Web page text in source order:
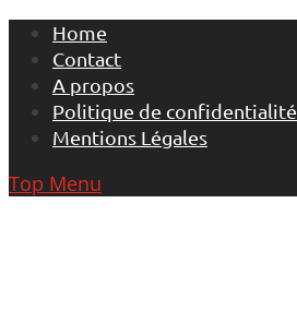
Skip
content
Home
Contact
A propos
Politique de confidentialité
Mentions Légales
Top Menu